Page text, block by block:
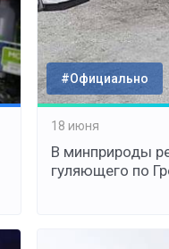
#Официально
18 июня
В минприроды
гуляющего по